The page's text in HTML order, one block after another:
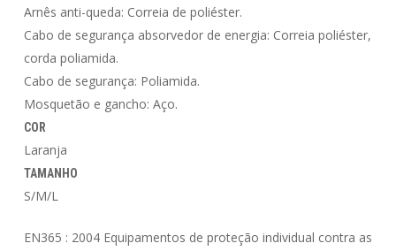
Arnês anti-queda: Correia de poliéster.
Cabo de segurança absorvedor de energia: Correia poliéster,
corda poliamida.
Cabo de segurança: Poliamida.
Mosquetão e gancho: Aço.
COR
Laranja
TAMANHO
S/M/L
EN365 : 2004 Equipamentos de proteção individual contra as